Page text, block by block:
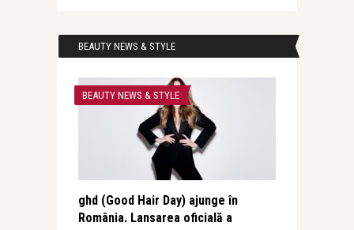
BEAUTY NEWS & STYLE
BEAUTY NEWS & STYLE
ghd (Good Hair Day) ajunge în
România. Lansarea oficială a